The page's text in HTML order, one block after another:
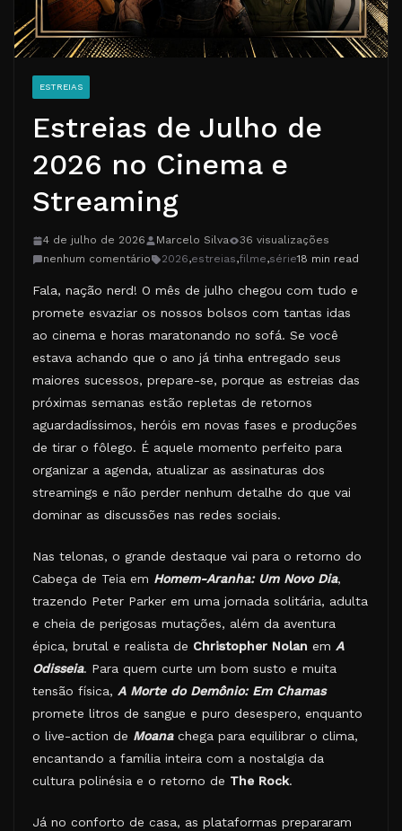
ESTREIAS
Estreias de Julho de
2026 no Cinema e
Streaming
4 de julho de 2026 Marcelo Silva
36 visualizações
nenhum comentário
2026,estreias,filme,série18 min read
Fala, nação nerd! O mês de julho chegou com tudo e
promete esvaziar os nossos bolsos com tantas idas
ao cinema e horas maratonando no sofá. Se você
estava achando que o ano já tinha entregado seus
maiores sucessos, prepare-se, porque as estreias das
próximas semanas estão repletas de retornos
aguardadíssimos, heróis em novas fases e produções
de tirar o fôlego. É aquele momento perfeito para
organizar a agenda, atualizar as assinaturas dos
streamings e não perder nenhum detalhe do que vai
dominar as discussões nas redes sociais.
Nas telonas, o grande destaque vai para o retorno do
Cabeça de Teia em Homem-Aranha: Um Novo Dia,
trazendo Peter Parker em uma jornada solitária, adulta
e cheia de perigosas mutações, além da aventura
épica, brutal e realista de Christopher Nolan em A
Odisseia. Para quem curte um bom susto e muita
tensão física, A Morte do Demônio: Em Chamas
promete litros de sangue e puro desespero, enquanto
o live-action de Moanachega para equilibrar o clima,
encantando a família inteira com a nostalgia da
cultura polinésia e o retorno de The Rock.
Já no conforto de casa, as plataformas prepararam